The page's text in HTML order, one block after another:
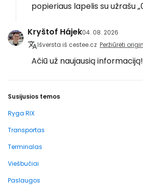
popieriaus lapelis su užrašu
Kryštof Hájek04. 08. 2026
Išversta iš cestee.cz Peržiūrėti
Ačiū už naujausią informaciją!
Susijusios temos
Ryga RIX
Transportas
Terminalas
Viešbučiai
Paslaugos